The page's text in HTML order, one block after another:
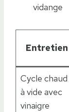
vidange
Entretien
Cycle chaud
à vide avec
vinaigre